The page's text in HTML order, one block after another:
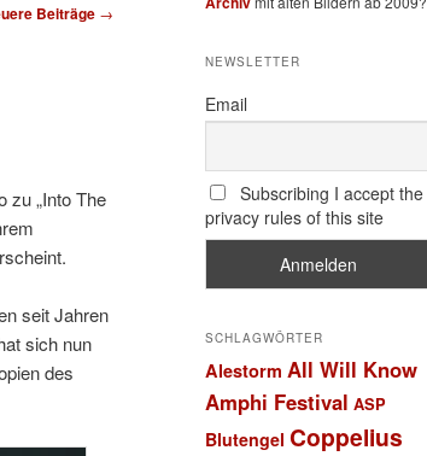
Beiträge →
zu „Into The
seit Jahren
sich nun
des
NEWSLETTER
Email
Subscribing I accept the
privacy rules of this site
SCHLAGWÖRTER
Alestorm All Will Know
Amphi Festival ASP
Blutengel Coppelius